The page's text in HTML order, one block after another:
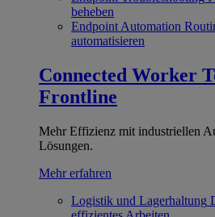
beheben
Endpoint Automation
automatisieren
Connected Worker
Frontline
Mehr Effizienz mit industriellen
Lösungen.
Mehr erfahren
Logistik und Lagerhaltung